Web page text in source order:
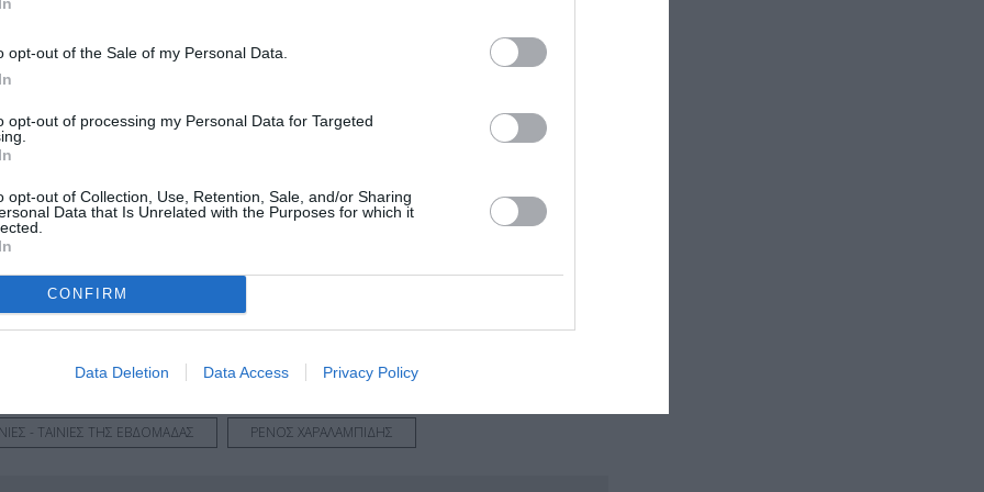
opt-out of the Sale of my Personal Data.
opt-out of processing my Personal Data for Targeted
opt-out of Collection, Use, Retention, Sale, and/or Sharing
Data that Is Unrelated with the Purposes for which it
CONFIRM
Data Deletion Data Access Privacy Policy
πρώτοι όλες τις ειδήσεις
στο
Δες εδώ!❯
- ΤΑΙΝΙΕΣ ΤΗΣ ΕΒΔΟΜΑΔΑΣ ΡΕΝΟΣ ΧΑΡΑΛΑΜΠΙΔΗΣ